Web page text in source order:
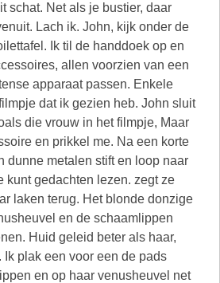
schat. Net als je bustier, daar
Lach ik. John, kijk onder de
Ik til de handdoek op en
allen voorzien van een
apparaat passen. Enkele
dat ik gezien heb. John sluit
die vrouw in het filmpje, Maar
en prikkel me. Na een korte
dunne metalen stift en loop naar
kunt gedachten lezen. zegt ze
laken terug. Het blonde donzige
en de schaamlippen
Huid geleid beter als haar,
Ik plak een voor een de pads
en op haar venusheuvel net